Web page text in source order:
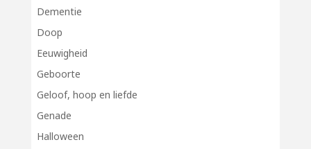
Dementie
Doop
Eeuwigheid
Geboorte
Geloof, hoop en liefde
Genade
Halloween